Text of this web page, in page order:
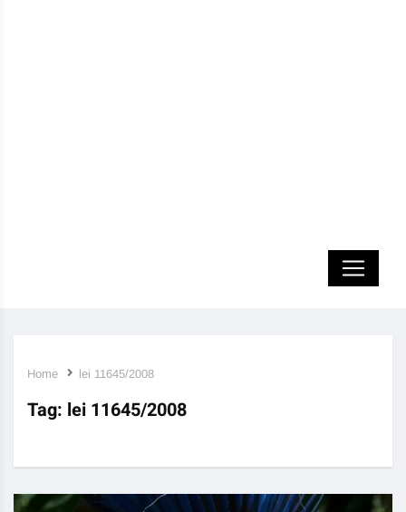
Home lei 11645/2008
Tag: lei 11645/2008